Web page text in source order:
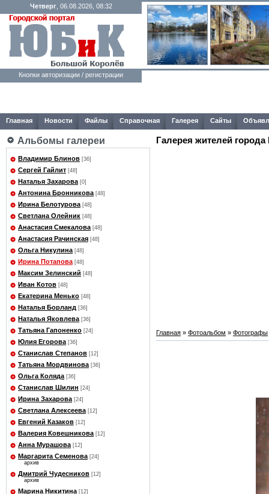
Четверг, 06.08.2026, 08:32
Кнопки авторизации / регистрации
Главная Новости Файлы Справочная Галерея Сайты
Альбомы галереи
Владимир Блинов [36]
Сергей Гайлит [48]
Наталья Захарова [0]
Антонина Бронникова [48]
Ирина Белотурова [48]
Светлана Олейник [48]
Анастасия Смекалова [48]
Анастасия Рачинская [48]
Ольга Никулина [48]
Ирина Потапова [48]
Максим Зелинский [48]
Иван Котов [48]
Екатерина Менько [48]
Наталья Борланд [36]
Наталья Яковлева [36]
Татьяна Гапоненко [24]
Юлия Егорова [36]
Станислав Степанов [12]
Татьяна Мордвинова [36]
Ольга Коляда [36]
Станислав Шилин [24]
Ирина Захарова [24]
Светлана Алексеева [12]
Евгений Казаков [12]
Валерия Ковешникова [12]
Анна Мурашова [12]
Маргарита Семенова [24]
архив
Дмитрий Чудесников [12]
архив
Марина Никитина [12]
Галерея жителей города
Главная » Фотоальбом » Фотографы